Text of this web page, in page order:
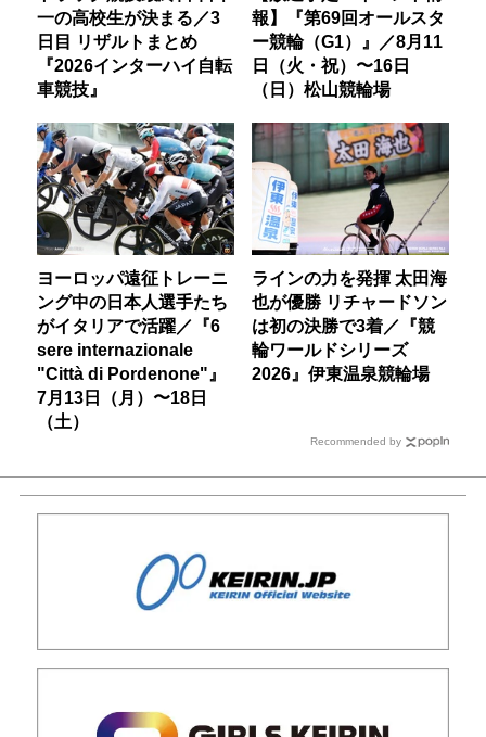
一の高校生が決まる／3
日目 リザルトまとめ
『2026インターハイ自転
車競技』
報】『第69回オールスタ
ー競輪（G1）』／8月11
日（火・祝）〜16日
（日）松山競輪場
ヨーロッパ遠征トレーニ
ング中の日本人選手たち
がイタリアで活躍／『6
sere internazionale
"Città di Pordenone"』
7月13日（月）〜18日
（土）
ラインの力を発揮 太田海
也が優勝 リチャードソン
は初の決勝で3着／『競
輪ワールドシリーズ
2026』伊東温泉競輪場
Recommended by